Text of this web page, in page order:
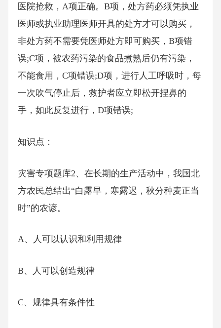
医院抢救，A项正确。B项，处方药必须凭执业
医师或执业助理医师开具的处方才可以购买，
非处方药不需要凭医师处方即可购买，B项错
误;C项，被农药污染的食品煮熟后仍有污染，
不能食用，C项错误;D项，进行人工呼吸时，每
一次吹气停止后，救护者应立即松开捏鼻的
手，如此反复进行，D项错误;
知识点：
灾害专项题库2、在长期的生产活动中，我国北
方农民总结出“白露早，寒露迟，秋分种麦正当
时”的农谚。
A、人可以认识和利用规律
B、人可以创造规律
C、规律具有条件性